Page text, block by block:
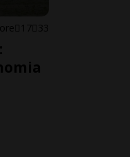
17 33